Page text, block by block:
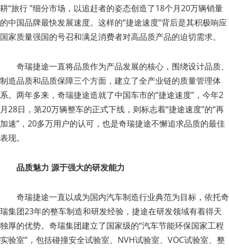
耕“旅行 ”细分市场，以追赶者的姿态创造了18个月20万辆销量
的中国品牌最快发展速度。这样的“捷途速度”背后是其积极响应
国家质量强国的号召和满足消费者对高品质产品的迫切需求。
奇瑞捷途一直将品质作为产品发展的核心，围绕设计品质、
制造品质和品质保障三个方面，建立了全产业链的质量管理体
系。两年多来，奇瑞捷途造就了中国车市的“捷途速度”，今年2
月28日，第20万辆整车的正式下线，则标志着“捷途速度”的“再
加速”，20多万用户的认可，也是奇瑞捷途不懈追求品质的最佳
表现。
品质魅力 源于强大的研发能力
奇瑞捷途一直以成为国内汽车制造行业典范为目标，依托奇
瑞集团23年的整车制造和研发经验，捷途在研发领域有着得天
独厚的优势。奇瑞集团建立了国家级的“汽车节能环保国家工程
实验室”，包括碰撞安全试验室、NVH试验室、VOC试验室、整